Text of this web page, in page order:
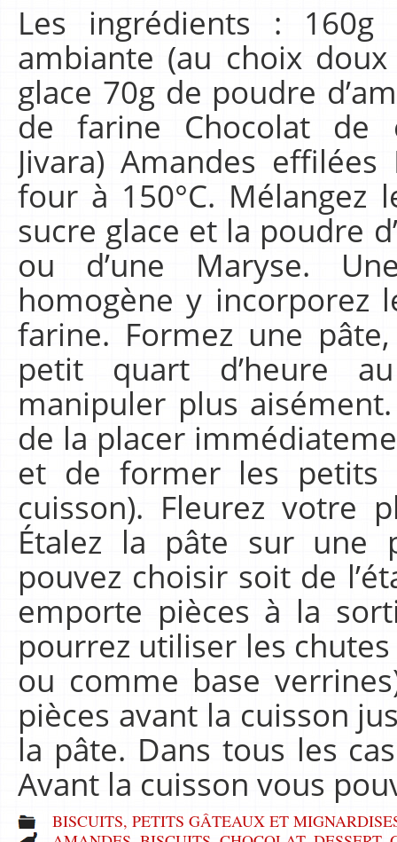
Les ingrédients :
ambiante (au choix
glace 70g de poudre
de farine Chocolat de
Jivara) Amandes
four à 150°C. Mélangez
sucre glace et la poudre
ou d’une Maryse.
homogène y incorporez
farine. Formez une
petit quart d’heure
manipuler plus
de la placer
et de former les petits
cuisson). Fleurez votre
Étalez la pâte sur une
pouvez choisir soit de
emporte pièces à la
pourrez utiliser les
ou comme base
pièces avant la cuisson
la pâte. Dans tous les
Avant la cuisson vous
BISCUITS, PETITS GÂTEAUX ET